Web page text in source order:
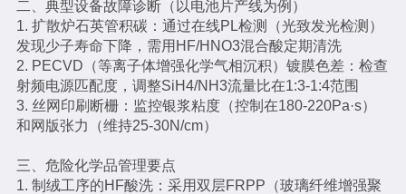
二、典型设备故障诊断（以电池片产线为例）
1. 扩散炉石英管积碳：通过在线PL检测（光致发光检测）
发现少子寿命下降，需用HF/HNO3混合酸定期清洗
2. PECVD（等离子体增强化学气相沉积）镀膜色差：检查
射频电源匹配度，调整SiH4/NH3流量比在1:3-1:4范围
3. 丝网印刷断栅：监控银浆粘度（控制在180-220Pa·s）
和网版张力（维持25-30N/cm）
三、危险化学品管理要点
1. 制绒工序的HF酸洗：采用双层FRPP（玻璃纤维增强聚